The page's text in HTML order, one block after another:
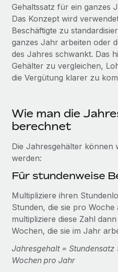
Globales Onboarding und
Freelancer:innen
PEO
Auslagern von komplexen
INFRASTRUKTUR
Nahtlose Integration der
Plattform
Verknüpfen
Verknüpfung beliebiger KI-
Integrationen
Prozessoptimierung mit
Tools
DIENSTLEISTUNGEN
WACHSTUMSPHASE
Startups
Agile HR- und Payroll-
Unternehmen
vergrößern
Enterprise
Globale HR für Konzerne
PARTNER WERDEN
Strategische
Flexible Einbettung von
Plattform
Partner werden
Entdecke die Möglichkeiten
Remote Build
Honorarzahlungen
Informationen zu möglichen
Abwicklungsfristen für
Fallstudien
HR-Glossar
Checklisten und Vorlagen
Webinare
Events
Informationen zu Gehältern
Nederlands
Français
Deutsch
Italiano
日本語
中文（简体）
Gehaltssatz für ein ganzes
Das Konzept wird
Beschäftigte zu
ganzes Jahr arbeiten oder
des Jahres schwankt. Das
Gehälter zu vergleichen,
die Vergütung klarer zu
Wie man die
berechnet
Die Jahresgehälter können
werden:
Für stundenweise
Multipliziere ihren
Stunden, die sie pro Woche
multipliziere diese Zahl
Wochen, die sie im Jahr
Jahresgehalt = Stundensatz
Wochen pro Jahr